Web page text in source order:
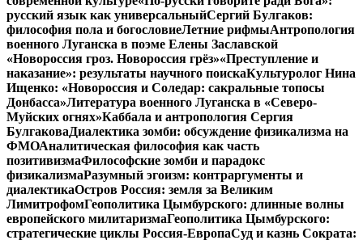
русский язык как универсальныйСергий Булгаков:
философия пола и богословиеЛетние рифмыАнтропология
военного Луганска в поэме Елены Заславской
«Новороссия гроз. Новороссия грёз»«Преступление и
наказание»: результаты научного поискаКультуролог Нина
Ищенко: «Новороссия и Соледар: сакральные топосы
Донбасса»Литература военного Луганска в «Северо-
Муйских огнях»Каббала и антропология Сергия
БулгаковаДиалектика зомби: обсуждение физикализма на
ФМОАналитическая философия как часть
позитивизмаФилософские зомби и парадокс
физикализмаРазумный эгоизм: контраргументы и
диалектикаОстров Россия: земля за Великим
ЛимитрофомГеополитика Цымбурского: длинные волны
европейского милитаризмаГеополитика Цымбурского:
стратегические циклы Россия-ЕвропаСуд и казнь Сократа: